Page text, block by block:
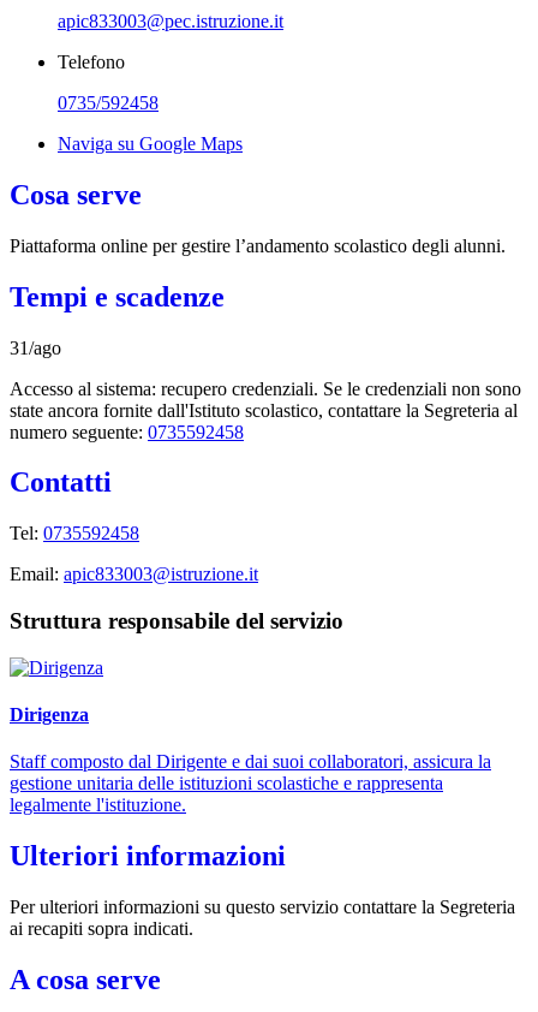
apic833003@pec.istruzione.it
Telefono
0735/592458
Naviga su Google Maps
Cosa serve
Piattaforma online per gestire l’andamento scolastico degli alunni.
Tempi e scadenze
31/ago
Accesso al sistema: recupero credenziali. Se le credenziali non sono
state ancora fornite dall'Istituto scolastico, contattare la Segreteria al
numero seguente: 0735592458
Contatti
Tel: 0735592458
Email: apic833003@istruzione.it
Struttura responsabile del servizio
Dirigenza
Staff composto dal Dirigente e dai suoi collaboratori, assicura la
gestione unitaria delle istituzioni scolastiche e rappresenta
legalmente l'istituzione.
Ulteriori informazioni
Per ulteriori informazioni su questo servizio contattare la Segreteria
ai recapiti sopra indicati.
A cosa serve